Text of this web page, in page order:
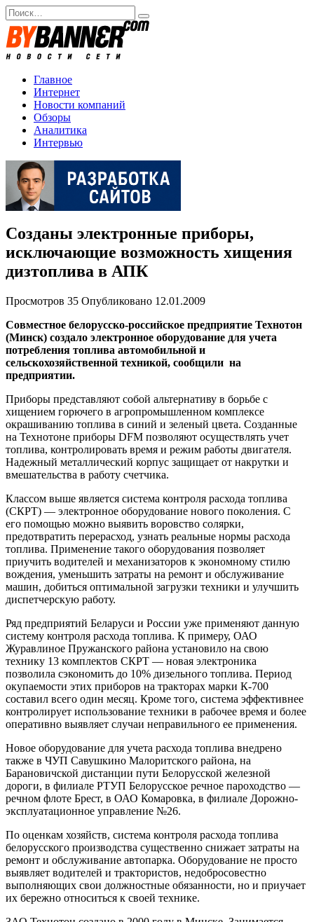
Перейти
к
содержанию
Search
for:
Главное
Интернет
Новости компаний
Обзоры
Аналитика
Интервью
Созданы электронные приборы,
исключающие возможность хищения
дизтоплива в АПК
Просмотров 35 Опубликовано 12.01.2009
Совместное белорусско-российское предприятие Технотон
(Минск) создало электронное оборудование для учета
потребления топлива автомобильной и
сельскохозяйственной техникой, сообщили на
предприятии.
Приборы представляют собой альтернативу в борьбе с
хищением горючего в агропромышленном комплексе
окрашиванию топлива в синий и зеленый цвета. Созданные
на Технотоне приборы DFM позволяют осуществлять учет
топлива, контролировать время и режим работы двигателя.
Надежный металлический корпус защищает от накрутки и
вмешательства в работу счетчика.
Классом выше является система контроля расхода топлива
(СКРТ) — электронное оборудование нового поколения. С
его помощью можно выявить воровство солярки,
предотвратить перерасход, узнать реальные нормы расхода
топлива. Применение такого оборудования позволяет
приучить водителей и механизаторов к экономному стилю
вождения, уменьшить затраты на ремонт и обслуживание
машин, добиться оптимальной загрузки техники и улучшить
диспетчерскую работу.
Ряд предприятий Беларуси и России уже применяют данную
систему контроля расхода топлива. К примеру, ОАО
Журавлиное Пружанского района установило на свою
технику 13 комплектов СКРТ — новая электроника
позволила сэкономить до 10% дизельного топлива. Период
окупаемости этих приборов на тракторах марки К-700
составил всего один месяц. Кроме того, система эффективнее
контролирует использование техники в рабочее время и более
оперативно выявляет случаи неправильного ее применения.
Новое оборудование для учета расхода топлива внедрено
также в ЧУП Савушкино Малоритского района, на
Барановичской дистанции пути Белорусской железной
дороги, в филиале РТУП Белорусское речное пароходство —
речном флоте Брест, в ОАО Комаровка, в филиале Дорожно-
эксплуатационное управление №26.
По оценкам хозяйств, система контроля расхода топлива
белорусского производства существенно снижает затраты на
ремонт и обслуживание автопарка. Оборудование не просто
выявляет водителей и трактористов, недобросовестно
выполняющих свои должностные обязанности, но и приучает
их бережно относиться к своей технике.